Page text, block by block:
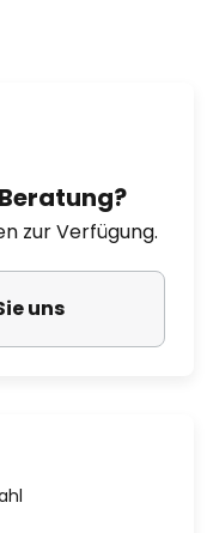
zur Verfügung.
uns